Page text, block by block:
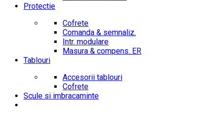
Protectie
Cofrete
Comanda & semnaliz.
Intr. modulare
Masura & compens. ER
Tablouri
Accesorii tablouri
Cofrete
Scule si imbracaminte